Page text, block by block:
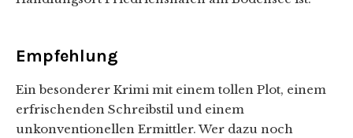
Empfehlung
Ein besonderer Krimi mit einem tollen Plot, einem
erfrischenden Schreibstil und einem
unkonventionellen Ermittler. Wer dazu noch